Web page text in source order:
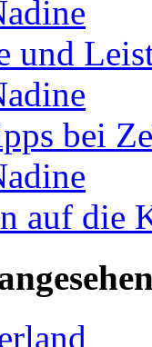
und
bei
auf die